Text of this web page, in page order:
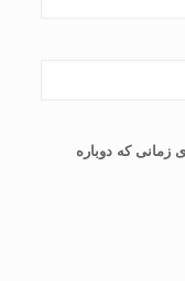
زمانی که دوباره